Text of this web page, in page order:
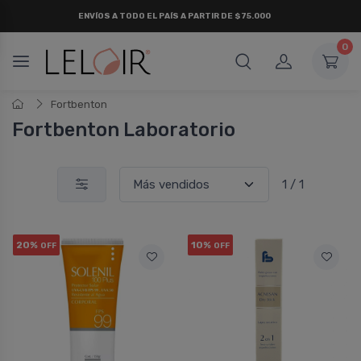
ENVÍOS A TODO EL PAÍS A PARTIR DE $75.000
0
Fortbenton
Fortbenton Laboratorio
1 / 1
20% OFF 10% OFF